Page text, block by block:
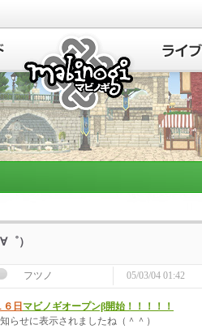
マビ
゜）
フツノ 05/03/04 01:42
６日 マビノギオープンβ開始！！！！！
らせに表示されましたね（＾＾）